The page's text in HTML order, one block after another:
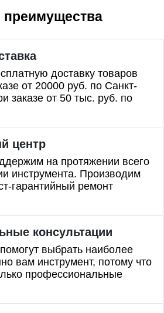
доставку товаров
от 20000 руб. по Санкт-
заказе от 50 тыс. руб. по
центр
на протяжении всего
инструмента. Производим
гарантийный ремонт
консультации
выбрать наиболее
вам инструмент, потому что
профессиональные